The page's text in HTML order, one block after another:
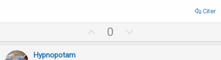
Citer
p
0
o
Hypnopotam